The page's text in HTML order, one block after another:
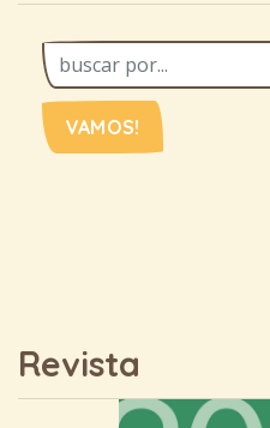
VAMOS!
Revista